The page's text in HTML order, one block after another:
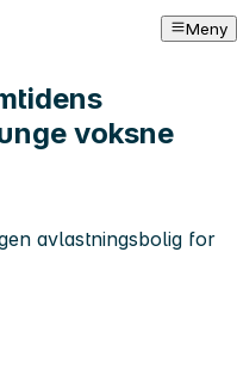
Meny
voksne
avlastningsbolig for